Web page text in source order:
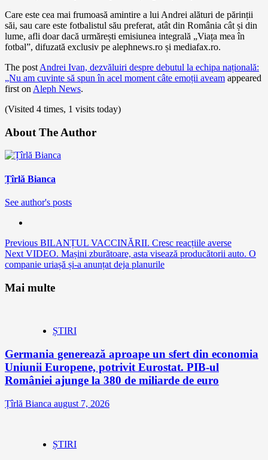
Care este cea mai frumoasă amintire a lui Andrei alături de părinții
săi, sau care este fotbalistul său preferat, atât din România cât și din
lume, afli doar dacă urmărești emisiunea integrală „Viața mea în
fotbal”, difuzată exclusiv pe alephnews.ro și mediafax.ro.
The post Andrei Ivan, dezvăluiri despre debutul la echipa națională:
„Nu am cuvinte să spun în acel moment câte emoții aveam appeared
first on Aleph News.
(Visited 4 times, 1 visits today)
About The Author
Țîrlă Bianca
See author's posts
Continue
Reading
Previous BILANȚUL VACCINĂRII. Cresc reacțiile averse
Next VIDEO. Mașini zburătoare, asta visează producătorii auto. O
companie uriașă și-a anunțat deja planurile
Mai multe
ȘTIRI
Germania generează aproape un sfert din economia
Uniunii Europene, potrivit Eurostat. PIB-ul
României ajunge la 380 de miliarde de euro
Țîrlă Bianca august 7, 2026
ȘTIRI